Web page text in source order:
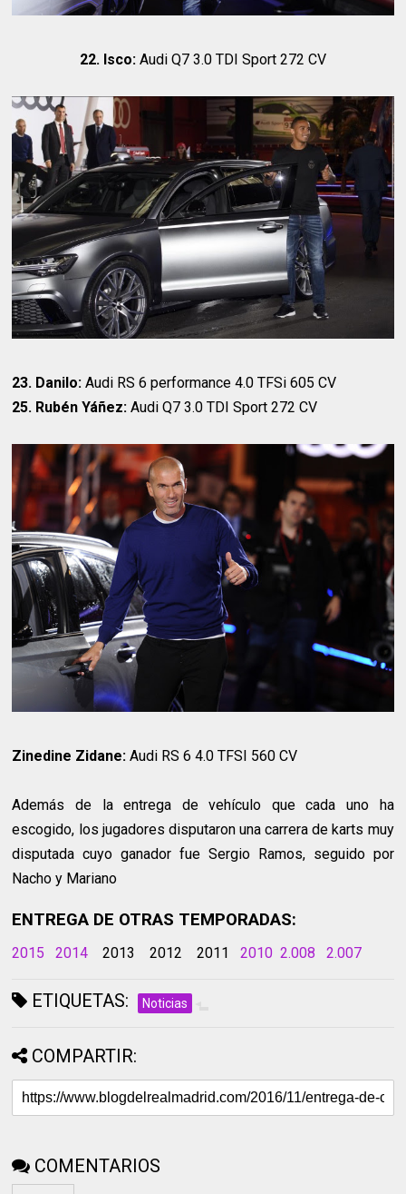
22. Isco:Audi Q7 3.0 TDI Sport 272 CV
23. Danilo: Audi RS 6 performance 4.0 TFSi 605 CV
25. Rubén Yáñez: Audi Q7 3.0 TDI Sport 272 CV
Zinedine Zidane: Audi RS 6 4.0 TFSI 560 CV
Además de la entrega de vehículo que cada uno ha
escogido, los jugadores disputaron una carrera de karts muy
disputada cuyo ganador fue Sergio Ramos, seguido por
Nacho y Mariano
ENTREGA DE OTRAS TEMPORADAS:
2015 2014 2013 2012 2011 2010 2.008 2.007
ETIQUETAS: Noticias
COMPARTIR:
COMENTARIOS